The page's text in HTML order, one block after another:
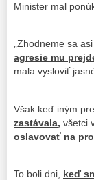
Minister mal
„Zhodneme sa
agresie mu
mala vysloviť
Však keď iným
zastávala, všetci
oslavovať na
To boli dni, keď